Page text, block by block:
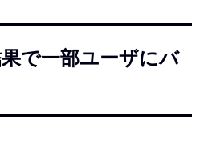
で一部ユーザにバ